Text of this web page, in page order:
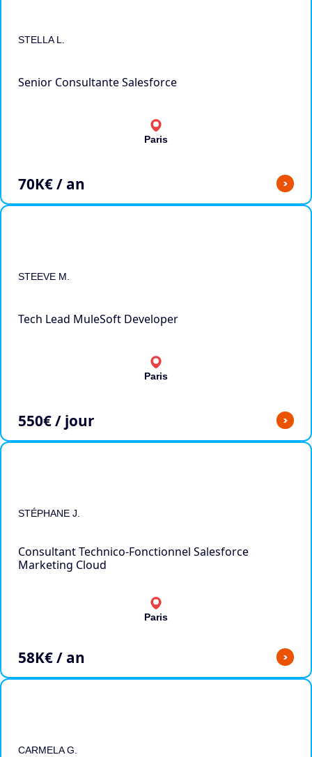
STELLA L.
Senior Consultante Salesforce
Paris
70K€ / an >
STEEVE M.
Tech Lead MuleSoft Developer
Paris
550€ / jour >
STÉPHANE J.
Consultant Technico-Fonctionnel Salesforce
Marketing Cloud
Paris
58K€ / an >
CARMELA G.